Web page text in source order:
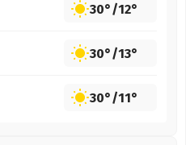
30°/12°
30°/13°
30°/11°